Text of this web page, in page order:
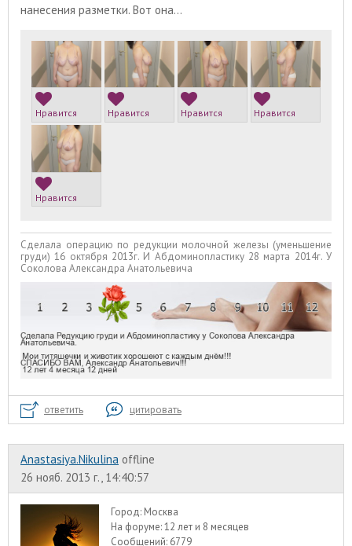
нанесения разметки. Вот она…
Нравится Нравится Нравится Нравится
Нравится
Сделала операцию по редукции молочной железы (уменьшение
груди) 16 октября 2013г. И Абдоминопластику 28 марта 2014г. У
Соколова Александра Анатольевича
ответить цитировать
Anastasiya.Nikulina offline
26 нояб. 2013 г., 14:40:57
Город: Москва
На форуме:12 лет и 8 месяцев
Сообщений: 6779